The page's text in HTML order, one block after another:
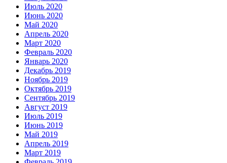
Июль 2020
Июнь 2020
Май 2020
Апрель 2020
Март 2020
Февраль 2020
Январь 2020
Декабрь 2019
Ноябрь 2019
Октябрь 2019
Сентябрь 2019
Август 2019
Июль 2019
Июнь 2019
Май 2019
Апрель 2019
Март 2019